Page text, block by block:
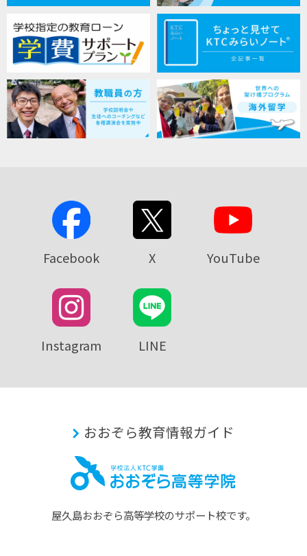
Facebook X YouTube
Instagram LINE
おおぞら教育情報ガイド
屋久島おおぞら⾼等学校のサポート校です。